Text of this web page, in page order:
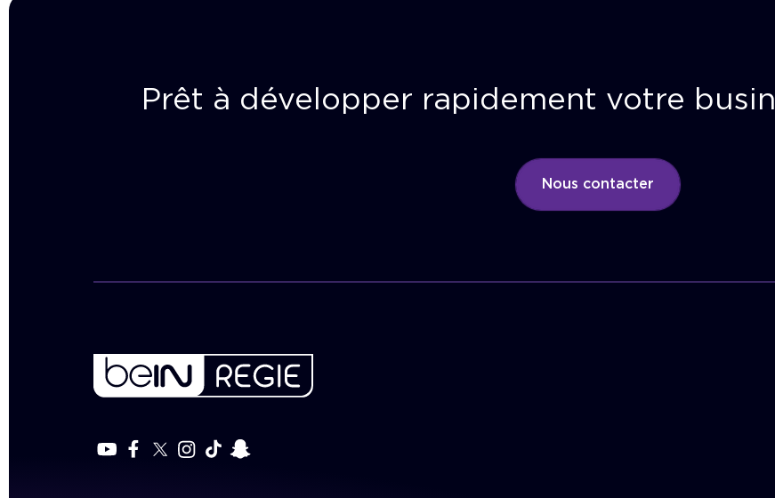
Prêt à développer rapidement votre
Nous contacter